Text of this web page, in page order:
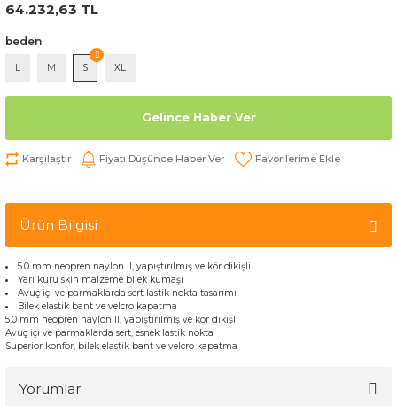
64.232,63 TL
beden
L M S XL
Gelince Haber Ver
Karşılaştır Fiyatı Düşünce Haber Ver
Ürün Bilgisi
5.0 mm neopren naylon II, yapıştırılmış ve kör dikişli
Yarı kuru skin malzeme bilek kumaşı
Avuç içi ve parmaklarda sert lastik nokta tasarımı
Bilek elastik bant ve velcro kapatma
5.0 mm neopren naylon II, yapıştırılmış ve kör dikişli
Avuç içi ve parmaklarda sert, esnek lastik nokta
Superior konfor, bilek elastik bant ve velcro kapatma
Yorumlar